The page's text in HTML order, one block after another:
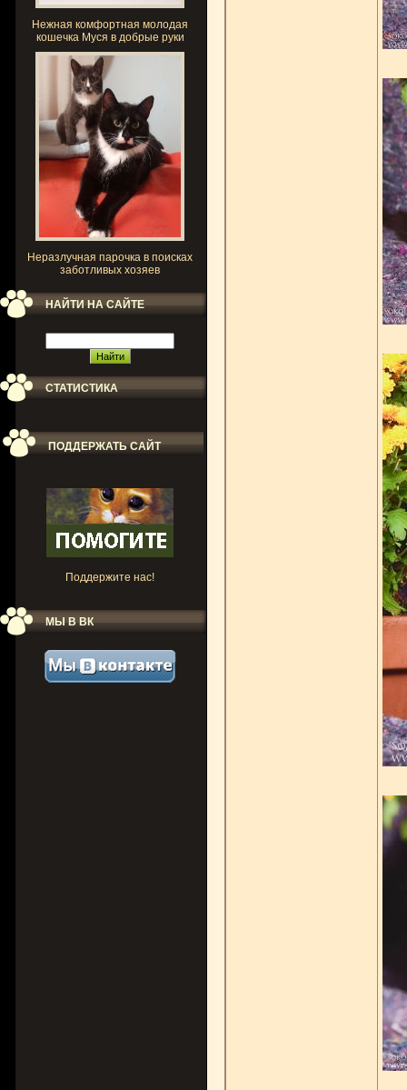
Нежная комфортная молодая
кошечка Муся в добрые руки
Неразлучная парочка в поисках
заботливых хозяев
НАЙТИ НА САЙТЕ
СТАТИСТИКА
ПОДДЕРЖАТЬ САЙТ
Поддержите нас!
МЫ В ВК